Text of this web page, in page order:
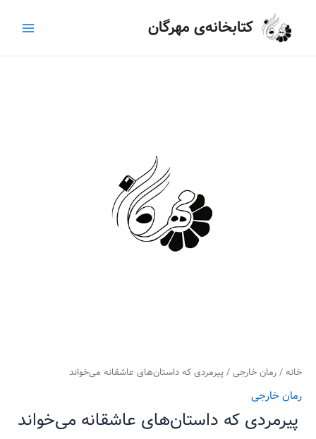
کتابخانه‌ی مهرگان
Menu
خانه/رمان خارجی/ پیرمردی که داستان‌های عاشقانه می‌خواند
رمان خارجی
پیرمردی که داستان‌های عاشقانه می‌خواند